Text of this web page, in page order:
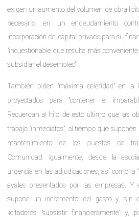
exigen un aumento del volumen de obra
necesario, en un endeudamiento
incorporación del capital privado para su
"incuestionable que resulta más
subsidiar el desempleo".
También piden "máxima celeridad" en la
proyectados para "contener el
Recuerdan al hilo de esto último que las
trabajo "inmediatos", al tiempo que suponen
mantenimiento de los puestos de
Comunidad.
Igualmente, desde la
urgencia en las adjudicaciones, así como la
avales presentados por las empresas.
supone un incremento del gasto y, sin
licitadores "subsistir financieramente" y,